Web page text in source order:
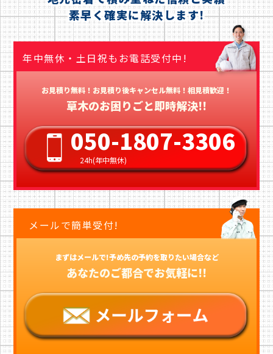
素早く確実に解決します!
年中無休・土日祝もお電話受付中!
お見積り無料！お見積り後キャンセル無料！相見積歓迎！
草木のお困りごと即時解決!!
050-1807-3306
24h(年中無休)
メールで簡単受付!
まずはメールで!予め先の予約を取りたい場合など
あなたのご都合でお気軽に!!